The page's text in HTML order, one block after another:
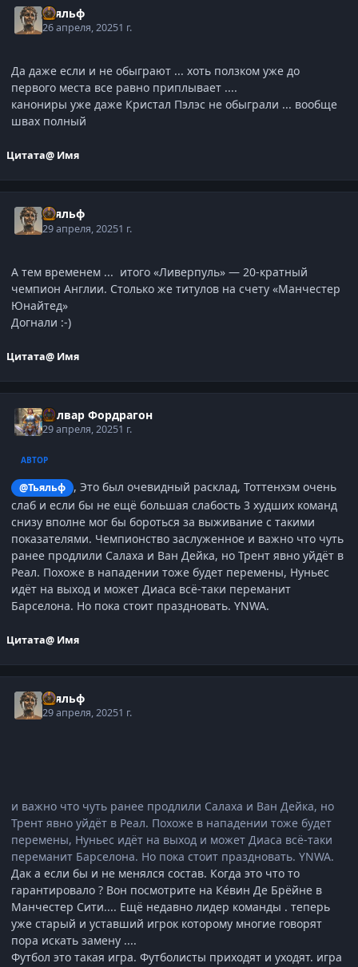
Тьяльф
26 апреля, 20251 г.
Да даже если и не обыграют ... хоть ползком уже до
первого места все равно приплывает ....
канониры уже даже Кристал Пэлэс не обыграли ... вообще
швах полный
Цитата@ Имя
Тьяльф
29 апреля, 20251 г.
А тем временем ... итого «Ливерпуль» — 20-кратный
чемпион Англии. Столько же титулов на счету «Манчестер
Юнайтед»
Догнали :-)
Цитата@ Имя
Болвар Фордрагон
29 апреля, 20251 г.
АВТОР
@Тьяльф
, Это был очевидный расклад, Тоттенхэм очень
слаб и если бы не ещё большая слабость 3 худших команд
снизу вполне мог бы бороться за выживание с такими
показателями. Чемпионство заслуженное и важно что чуть
ранее продлили Салаха и Ван Дейка, но Трент явно уйдёт в
Реал. Похоже в нападении тоже будет перемены, Нуньес
идёт на выход и может Диаса всё-таки переманит
Барселона. Но пока стоит праздновать. YNWA.
Цитата@ Имя
Тьяльф
29 апреля, 20251 г.
и важно что чуть ранее продлили Салаха и Ван Дейка, но
Трент явно уйдёт в Реал. Похоже в нападении тоже будет
перемены, Нуньес идёт на выход и может Диаса всё-таки
переманит Барселона. Но пока стоит праздновать. YNWA.
Дак а если бы и не менялся состав. Когда это что то
гарантировало ? Вон посмотрите на Ке́вин Де Брёйне в
Манчестер Сити.... Ещё недавно лидер команды . теперь
уже старый и уставший игрок которому многие говорят
пора искать замену ....
Футбол это такая игра. Футболисты приходят и уходят. игра